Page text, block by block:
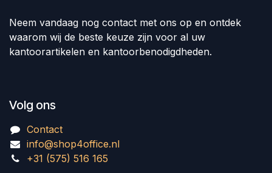
Neem vandaag nog contact met ons op en ontdek
waarom wij de beste keuze zijn voor al uw
kantoorartikelen en kantoorbenodigdheden.
Volg ons
Contact
info@shop4office.nl
+31 (575) 516 165